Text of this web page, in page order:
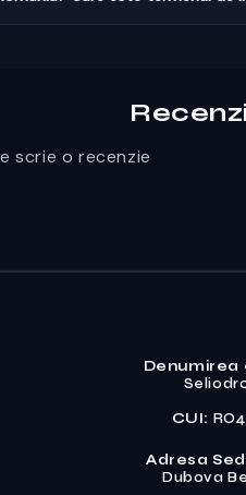
scrie o recenzie
Denumirea
CUI:
Adresa
Dubova